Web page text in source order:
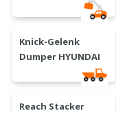
Knick-Gelenk
Dumper HYUNDAI
Reach Stacker